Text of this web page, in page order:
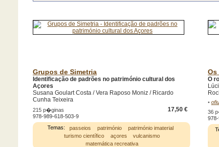
Grupos de Simetria
Identificação de padrões no património cultural dos
Açores
Susana Goulart Costa / Vera Raposo Moniz / Ricardo
Cunha Teixeira
17,50 €
215 p�ginas
978-989-618-503-9
Temas:
passeios património
património imaterial
turismo científico
açores
vulcanismo
matemática recreativa
Os
O
•
36